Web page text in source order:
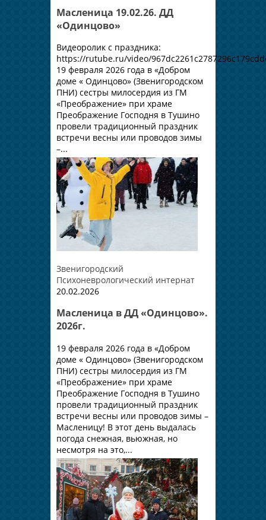
Масленица 19.02.26. ДД
«Одинцово»
Видеоролик с праздника:
https://rutube.ru/video/
19 февраля 2026 года в «Добром
доме « Одинцово» (Звенигородском
ПНИ) сестры милосердия из ГМ
«Преображение» при храме
Преображение Господня в Тушино
провели традиционный праздник
встречи весны или проводов зимы
–...
Звенигородский
Психоневрологический интернат
20.02.2026
Масленица в ДД «Одинцово».
2026г.
19 февраля 2026 года в «Добром
доме « Одинцово» (Звенигородском
ПНИ) сестры милосердия из ГМ
«Преображение» при храме
Преображение Господня в Тушино
провели традиционный праздник
встречи весны или проводов зимы –
Масленицу! В этот день выдалась
погода снежная, вьюжная, но
несмотря на это,...